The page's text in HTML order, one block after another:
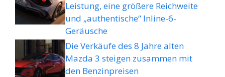
Leistung, eine größere Reichweite
und „authentische“ Inline-6-
Geräusche
Die Verkäufe des 8 Jahre alten
Mazda 3 steigen zusammen mit
den Benzinpreisen